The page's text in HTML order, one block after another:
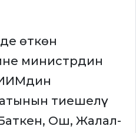
өткөн
министрдин
тиешелүү
Ош, Жалал-